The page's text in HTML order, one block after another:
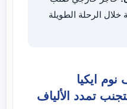
الرحلة الطويلة
نوم ايكيا
تمدد الألياف